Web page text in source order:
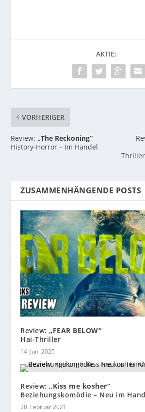
AKTIE:
VORHERIGER
Review:„The Reckoning“
History-Horror – Im Handel
ZUSAMMENHÄNGENDE POSTS
Review:„FEAR BELOW“
Hai-Thriller
14. Juni 2025
Review:„Kiss me kosher“
Beziehungskomödie – Neu im
20. Februar 2021